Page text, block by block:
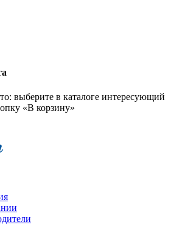
выберите в каталоге интересующий
«В корзину»